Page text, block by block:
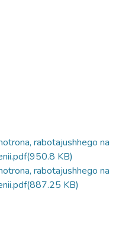
rabotajushhego na
(950.8 KB)
rabotajushhego na
(887.25 KB)